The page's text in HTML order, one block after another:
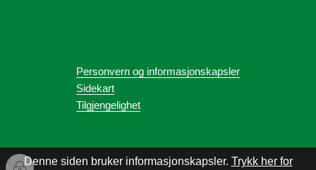
Personvern og informasjonskapsler
Sidekart
Tilgjengelighet
Denne siden bruker informasjonskapsler. Trykk her for